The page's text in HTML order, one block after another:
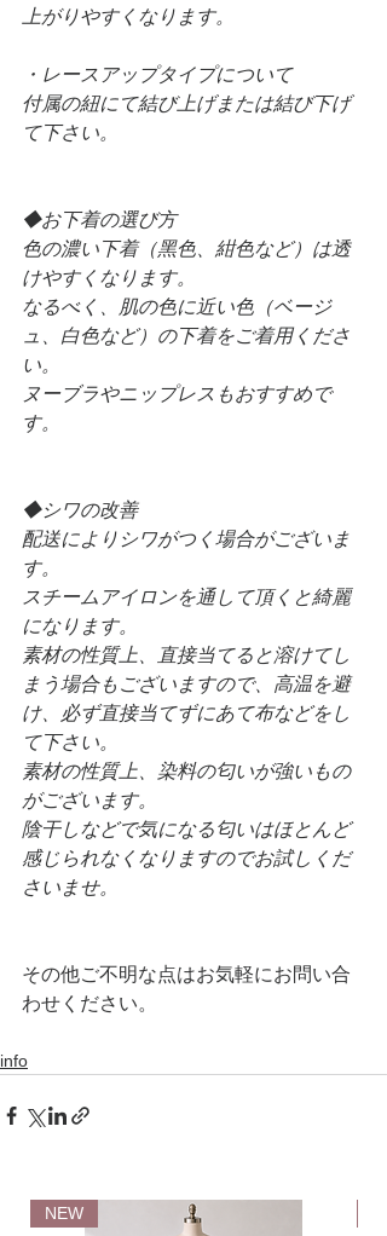
上がりやすくなります。
・レースアップタイプについて
付属の紐にて結び上げまたは結び下げ
て下さい。
◆お下着の選び⽅
⾊の濃い下着（⿊⾊、紺⾊など）は透
けやすくなります。
なるべく、肌の⾊に近い⾊（ベージ
ュ、⽩⾊など）の下着をご着⽤くださ
い。
ヌーブラやニップレスもおすすめで
す。
◆シワの改善
配送によりシワがつく場合がございま
す。
スチームアイロンを通して頂くと綺麗
になります。
素材の性質上、直接当てると溶けてし
まう場合もございますので、⾼温を避
け、必ず直接当てずにあて布などをし
て下さい。
素材の性質上、染料の匂いが強いもの
がございます。
陰⼲しなどで気になる匂いはほとんど
感じられなくなりますのでお試しくだ
さいませ。
その他ご不明な点はお気軽にお問い合
わせください。
info
NEW